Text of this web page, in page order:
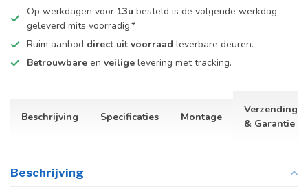
Op werkdagen voor 13u besteld is de volgende werkdag
geleverd mits voorradig.*
Ruim aanbod direct uit voorraad leverbare deuren.
Betrouwbare en veilige levering met tracking.
Beschrijving Specificaties Montage
Verzending
& Garantie
Beschrijving